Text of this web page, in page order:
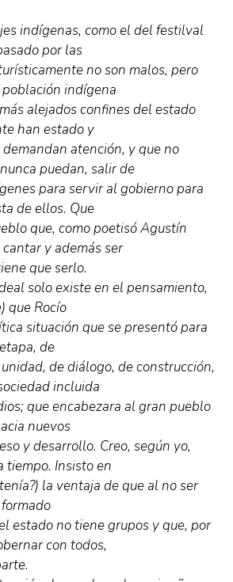
indígenas, como el del festilval
por las
no son malos, pero
indígena
alejados confines del estado
han estado y
atención, y que no
puedan, salir de
para servir al gobierno para
de ellos. Que
que, como poetisó Agustín
y además ser
que serlo.
solo existe en el pensamiento,
que Rocío
situación que se presentó para
de
de diálogo, de construcción,
incluida
que encabezara al gran pueblo
nuevos
y desarrollo. Creo, según yo,
tiempo. Insisto en
la ventaja de que al no ser
estado no tiene grupos y que, por
con todos,